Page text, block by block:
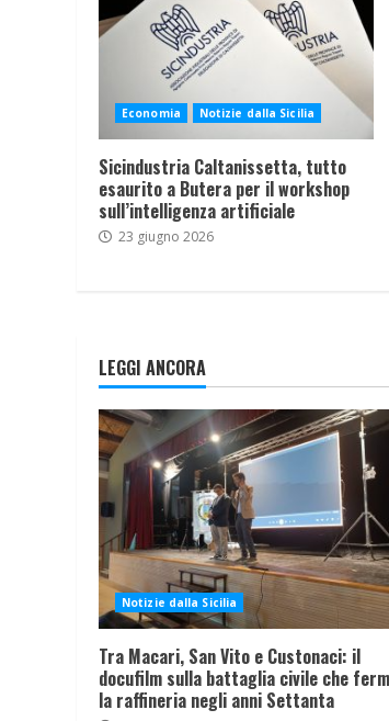
Economia Notizie dalla Sicilia
Sicindustria Caltanissetta, tutto
esaurito a Butera per il workshop
sull’intelligenza artificiale
23 giugno 2026
LEGGI ANCORA
Notizie dalla Sicilia
Tra Macari, San Vito e Custonaci: il
docufilm sulla battaglia civile che
la raffineria negli anni Settanta